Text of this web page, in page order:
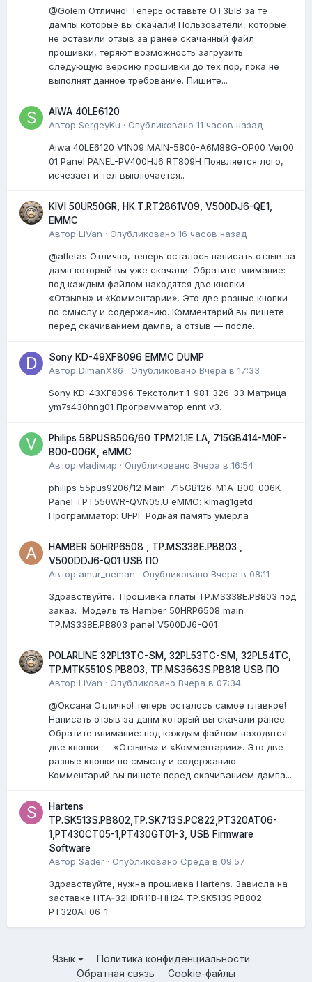
@Golem Отлично! Теперь оставьте ОТЗЫВ за те
дампы которые вы скачали! Пользователи, которые
не оставили отзыв за ранее скачанный файл
прошивки, теряют возможность загрузить
следующую версию прошивки до тех пор, пока не
выполнят данное требование. Пишите...
AIWA 40LE6120
Автор SergeyKu · Опубликовано 11 часов назад
Aiwa 40LE6120 V1N09 MAIN-5800-A6M88G-OP00 Ver00
01 Panel PANEL-PV400HJ6 RT809H Появляется лого,
исчезает и тел выключается..
KIVI 50UR50GR, HK.T.RT2861V09, V500DJ6-QE1,
EMMC
Автор LiVan · Опубликовано 16 часов назад
@atletas Отлично, теперь осталось написать отзыв за
дамп который вы уже скачали. Обратите внимание:
под каждым файлом находятся две кнопки —
«Отзывы» и «Комментарии». Это две разные кнопки
по смыслу и содержанию. Комментарий вы пишете
перед скачиванием дампа, а отзыв — после...
Sony KD-49XF8096 EMMC DUMP
Автор DimanX86 · Опубликовано Вчера в 17:33
Sony KD-43XF8096 Текстолит 1-981-326-33 Матрица
ym7s430hng01 Программатор ennt v3.
Philips 58PUS8506/60 TPM21.1E LA, 715GB414-M0F-
B00-006K, eMMC
Автор vladiмир · Опубликовано Вчера в 16:54
philips 55pus9206/12 Мain: 715GB126-M1A-B00-006K
Panel TPT550WR-QVN05.U eMMC: klmag1getd
Программатор: UFPI Родная память умерла
HAMBER 50HRP6508 , TP.MS338E.PB803 ,
V500DDJ6-Q01 USB ПО
Автор amur_neman · Опубликовано Вчера в 08:11
Здравствуйте. Прошивка платы TP.MS338E.PB803 под
заказ. Модель тв Hamber 50HRP6508 main
TP.MS338E.PB803 panel V500DJ6-Q01
POLARLINE 32PL13TC-SM, 32PL53TC-SM, 32PL54TC,
TP.MTK5510S.PB803, TP.MS3663S.PB818 USB ПО
Автор LiVan · Опубликовано Вчера в 07:34
@Оксана Отлично! теперь осталось самое главное!
Написать отзыв за дапм который вы скачали ранее.
Обратите внимание: под каждым файлом находятся
две кнопки — «Отзывы» и «Комментарии». Это две
разные кнопки по смыслу и содержанию.
Комментарий вы пишете перед скачиванием дампа...
Hartens
TP.SK513S.PB802,TP.SK713S.PC822,PT320AT06-
1,PT430CT05-1,PT430GT01-3, USB Firmware
Software
Автор Sader · Опубликовано Среда в 09:57
Здравствуйте, нужна прошивка Hartens. Зависла на
заставке HTA‑32HDR11B‑HH24 TP.SK513S.PB802
PT320AT06-1
Язык
Политика конфиденциальности
Обратная связь
Cookie-файлы